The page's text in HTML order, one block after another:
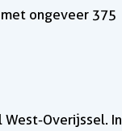
ongeveer 375
Overijssel. In